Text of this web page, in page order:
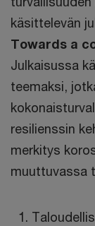
käsittelevän
Towards a
Julkaisussa
teemaksi,
resilienssin
merkitys
muuttuvassa